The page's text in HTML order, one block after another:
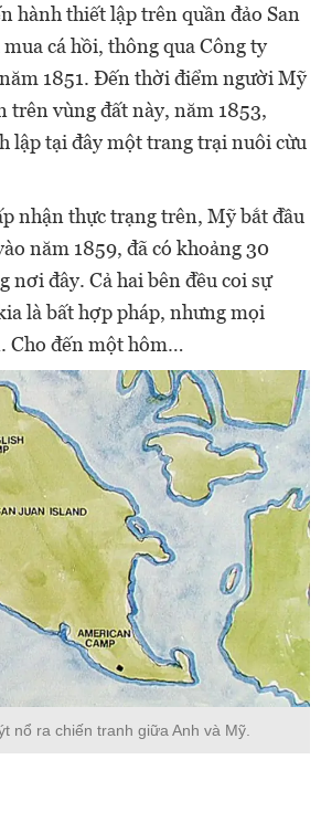
hành thiết lập trên quần đảo San
cá hồi, thông qua Công ty
1851. Đến thời điểm người Mỹ
trên vùng đất này, năm 1853,
lập tại đây một trang trại nuôi cừu
nhận thực trạng trên, Mỹ bắt đầu
năm 1859, đã có khoảng 30
nơi đây. Cả hai bên đều coi sự
là bất hợp pháp, nhưng mọi
Cho đến một hôm…
nổ ra chiến tranh giữa Anh và Mỹ.